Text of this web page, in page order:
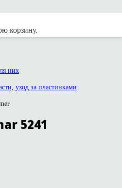
корзину.
них
уход за пластинками
5241